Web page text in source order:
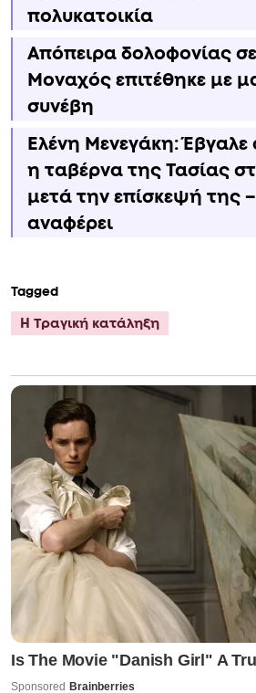
πολυκατοικία
Απόπειρα δολοφονίας
Μοναχός επιτέθηκε με
συνέβη
Ελένη Μενεγάκη:
η ταβέρνα της Τασίας
μετά την επίσκεψή της –
αναφέρει
Tagged
Η Τραγική κατάληξη